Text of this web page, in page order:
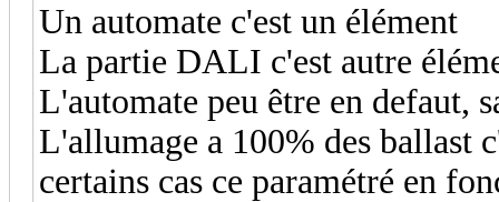
Un automate c'est un élément
La partie DALI c'est autre
L'automate peu être en defaut,
L'allumage a 100% des ballast
certains cas ce paramétré en